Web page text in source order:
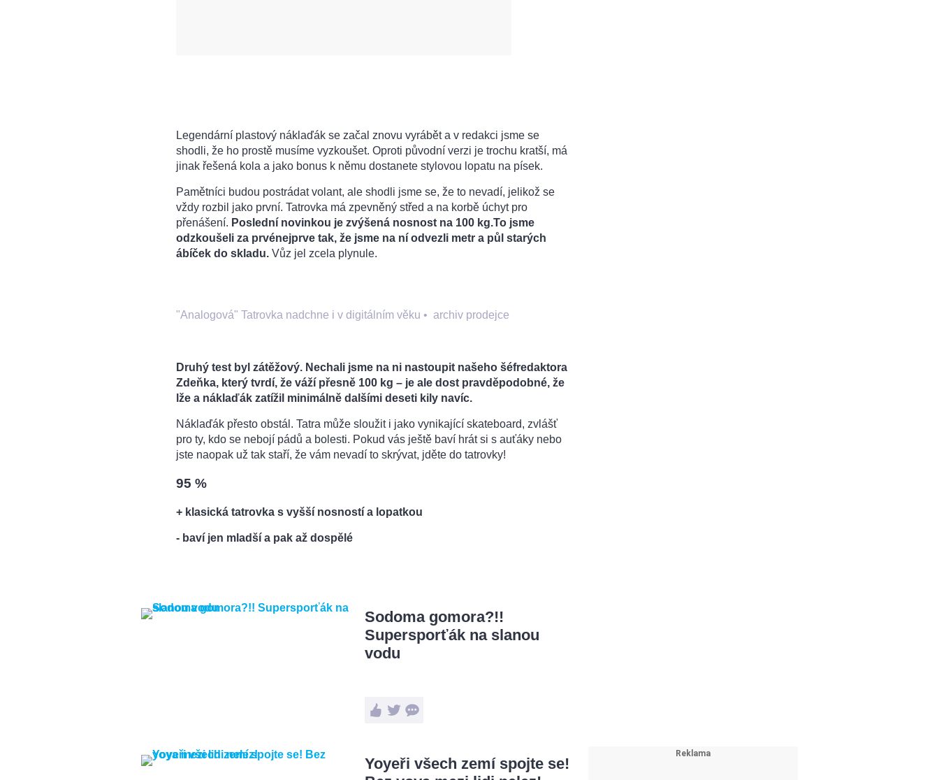
Legendární plastový náklaďák se začal znovu vyrábět a v redakci jsme se
shodli, že ho prostě musíme vyzkoušet. Oproti původní verzi je trochu kratší, má
jinak řešená kola a jako bonus k němu dostanete stylovou lopatu na písek.
Pamětníci budou postrádat volant, ale shodli jsme se, že to nevadí, jelikož se
vždy rozbil jako první. Tatrovka má zpevněný střed a na korbě úchyt pro
přenášení. Poslední novinkou je zvýšená nosnost na 100 kg.To jsme
odzkoušeli za prvénejprve tak, že jsme na ní odvezli metr a půl starých
ábíček do skladu. Vůz jel zcela plynule.
"Analogová" Tatrovka nadchne i v digitálním věku • archiv prodejce
Druhý test byl zátěžový. Nechali jsme na ni nastoupit našeho šéfredaktora
Zdeňka, který tvrdí, že váží přesně 100 kg – je ale dost pravděpodobné, že
lže a náklaďák zatížil minimálně dalšími deseti kily navíc.
Náklaďák přesto obstál. Tatra může sloužit i jako vynikající skateboard, zvlášť
pro ty, kdo se nebojí pádů a bolesti. Pokud vás ještě baví hrát si s auťáky nebo
jste naopak už tak staří, že vám nevadí to skrývat, jděte do tatrovky!
95 %
+ klasická tatrovka s vyšší nosností a lopatkou
- baví jen mladší a pak až dospělé
Sodoma gomora?!!
Supersporťák na slanou
vodu
Yoyeři všech zemí spojte se!